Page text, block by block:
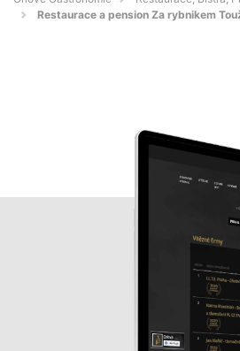
Restaurace a pension Za rybnikem